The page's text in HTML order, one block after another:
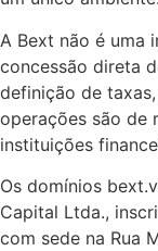
A Bext não é uma
concessão direta
definição de
operações são de
instituições
Os domínios
Capital Ltda.,
com sede na Rua